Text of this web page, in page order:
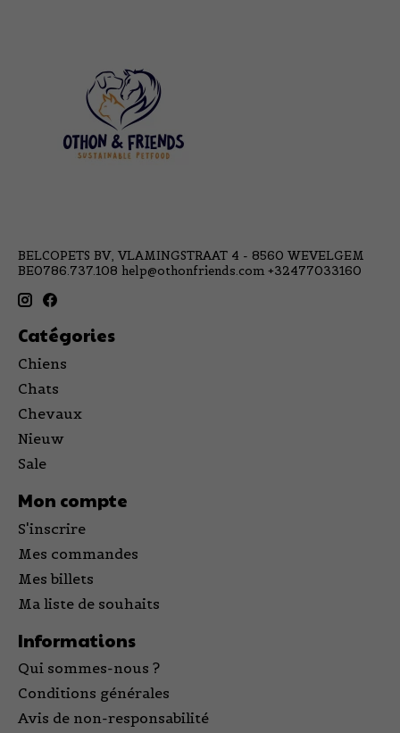
BELCOPETS BV, VLAMINGSTRAAT 4 - 8560 WEVELGEM
BE0786.737.108 help@othonfriends.com +32477033160
Catégories
Chiens
Chats
Chevaux
Nieuw
Sale
Mon compte
S'inscrire
Mes commandes
Mes billets
Ma liste de souhaits
Informations
Qui sommes-nous ?
Conditions générales
Avis de non-responsabilité